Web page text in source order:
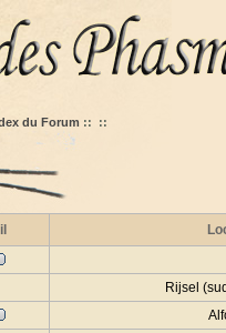
du Forum :: ::
Rijsel